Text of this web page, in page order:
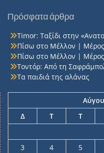
Πρόσφατα άρθρα
Timor: Ταξίδι στην
Πίσω στο Μέλλον |
Πίσω στο Μέλλον |
Τοντόρ: Από τη
Τα παιδιά της αλάνας
Δ
Τ Τ
3
4 5